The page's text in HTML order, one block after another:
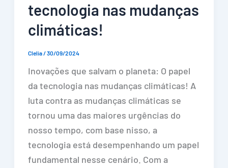
tecnologia nas mudanças
climáticas!
Clelia/30/09/2024
Inovações que salvam o planeta: O papel
da tecnologia nas mudanças climáticas! A
luta contra as mudanças climáticas se
tornou uma das maiores urgências do
nosso tempo, com base nisso, a
tecnologia está desempenhando um papel
fundamental nesse cenário. Com a